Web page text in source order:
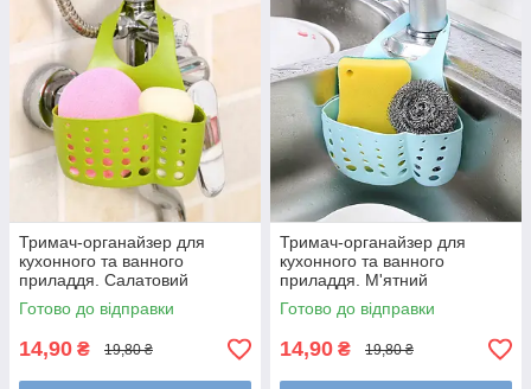
Тримач-органайзер для
кухонного та ванного
приладдя. Салатовий
Готово до відправки
14,90 ₴ 19,80 ₴
Тримач-органайзер для
кухонного та ванного
приладдя. М'ятний
Готово до відправки
14,90 ₴ 19,80 ₴